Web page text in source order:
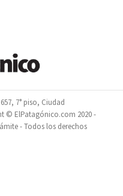
7° piso, Ciudad
© ElPatagónico.com 2020 -
- Todos los derechos